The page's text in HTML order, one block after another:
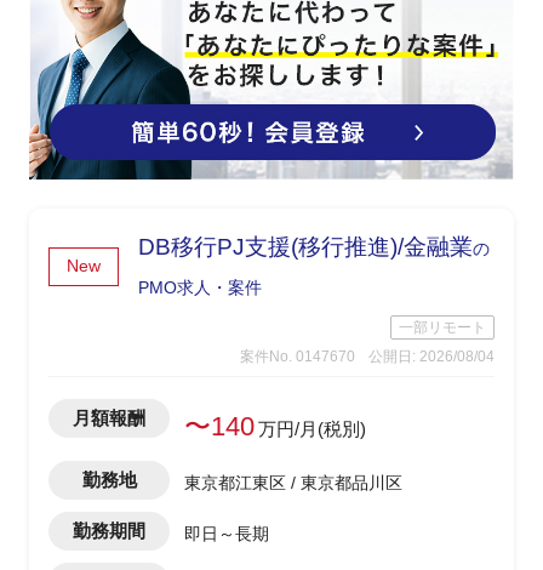
New
DB移行PJ支援(移行推進)/金融業の
PMO求人・案件
一部リモート
案件No. 0147670
公開日: 2026/08/04
月額報酬 〜140万円/月(税別)
勤務地 東京都江東区 / 東京都品川区
勤務期間 即日～長期